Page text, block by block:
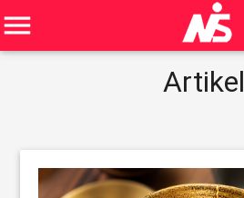
menu
Artikel